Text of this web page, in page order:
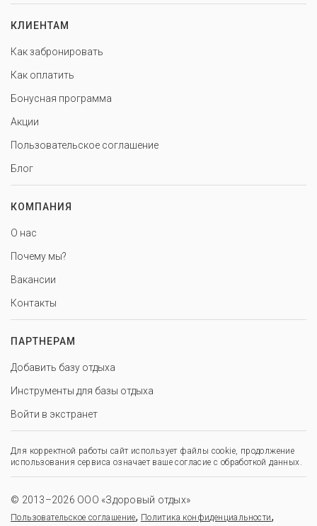
КЛИЕНТАМ
Как забронировать
Как оплатить
Бонусная программа
Акции
Пользовательское соглашение
Блог
КОМПАНИЯ
О нас
Почему мы?
Вакансии
Контакты
ПАРТНЕРАМ
Добавить базу отдыха
Инструменты для базы отдыха
Войти в экстранет
Для корректной работы сайт использует файлы cookie, продолжение
использования сервиса означает ваше согласие с обработкой данных.
© 2013–2026 ООО «Здоровый отдых»
Пользовательское соглашение, Политика конфиденциальности,